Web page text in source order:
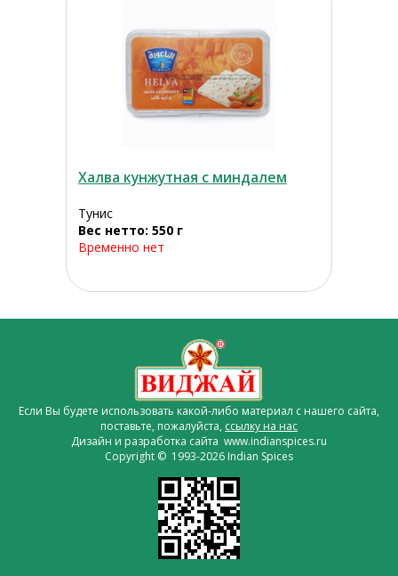
Халва кунжутная с миндалем
Тунис
Вес нетто: 550 г
Временно нет
Если Вы будете использовать какой-либо материал с нашего сайта,
поставьте, пожалуйста, ссылку на нас
Дизайн и разработка сайта www.indianspices.ru
Copyright © 1993-2026 Indian Spices